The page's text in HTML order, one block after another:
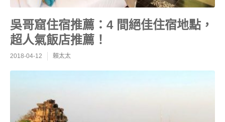
吳哥窟住宿推薦：4 間絕佳住宿地點，
超人氣飯店推薦！
2018-04-12 賴太太